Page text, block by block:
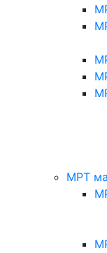
МРТ